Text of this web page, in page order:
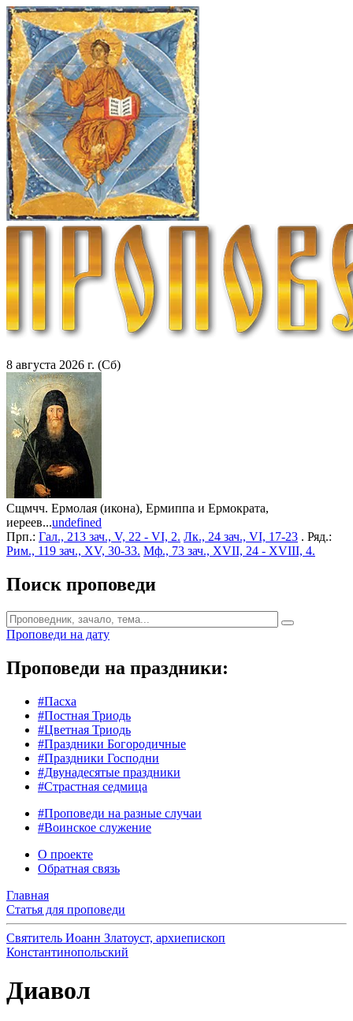
8 августа 2026 г. (Сб)
Сщмчч. Ермолая (икона), Ермиппа и Ермократа,
иереев...undefined
Прп.: Гал., 213 зач., V, 22 - VI, 2. Лк., 24 зач., VI, 17-23 . Ряд.:
Рим., 119 зач., XV, 30-33. Мф., 73 зач., XVII, 24 - XVIII, 4.
Поиск проповеди
Проповеди на дату
Проповеди на праздники:
#Пасха
#Постная Триодь
#Цветная Триодь
#Праздники Богородичные
#Праздники Господни
#Двунадесятые праздники
#Страстная седмица
#Проповеди на разные случаи
#Воинское служение
О проекте
Обратная связь
Главная
Статья для проповеди
Святитель Иоанн Златоуст, архиепископ
Константинопольский
Диавол